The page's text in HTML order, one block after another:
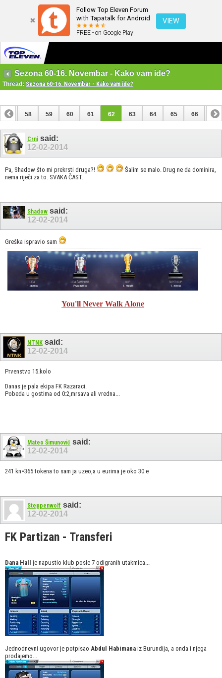
Follow Top Eleven Forum
with Tapatalk for Android
FREE - on Google Play
VIEW
Sezona 60-16. Novembar - Kako vam ide?
Thread: Sezona 60-16. Novembar - Kako vam ide?
57 58 59 60 61 62 63 64 65 66 67
77
Crni said:
12-02-2014
Pa, Shadow što mi prekrsti druga?!
Šalim se malo. Drug ne da dominira,
nema riječi za to. SVAKA ČAST.
Shadow said:
12-02-2014
Greška ispravio sam
You'll Never Walk Alone
NTNK said:
12-02-2014
Prvenstvo 15.kolo
Danas je pala ekipa FK Razaraci.
Pobeda u gostima od 0:2,mrsava ali vredna...
Mateo Šimunović said:
12-02-2014
241 kn=365 tokena to sam ja uzeo,a u eurima je oko 30 e
Steppenwolf said:
12-02-2014
FK Partizan - Transferi
Dana Hall je napustio klub posle 7 odigranih utakmica...
Jednodnevni ugovor je potpisao Abdul Habimana iz Burundija, a onda i njega
prodajemo...